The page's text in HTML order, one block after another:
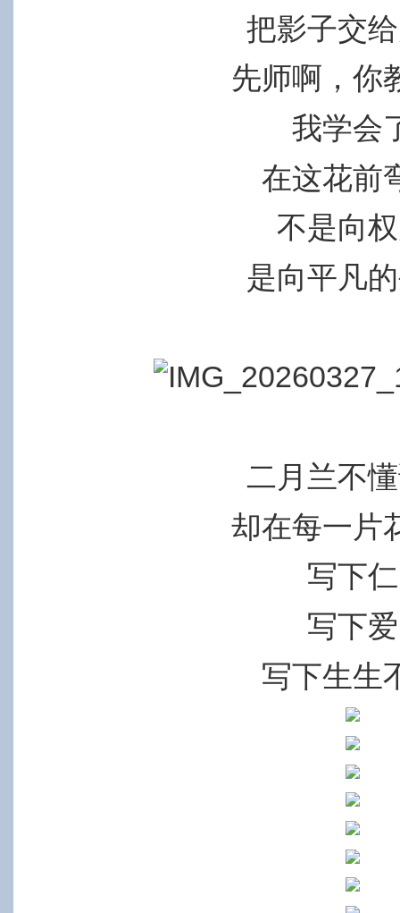
把影子交
先师啊，你
我学会
在这花前
不是向
是向平凡
二月兰不
却在每一片
写下仁
写下爱
写下生生